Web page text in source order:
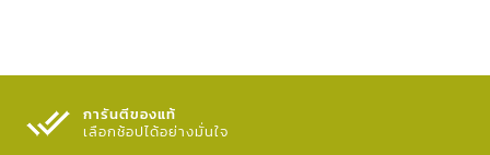
การันตีของแท้
เลือกช้อปได้อย่างมั่นใจ​